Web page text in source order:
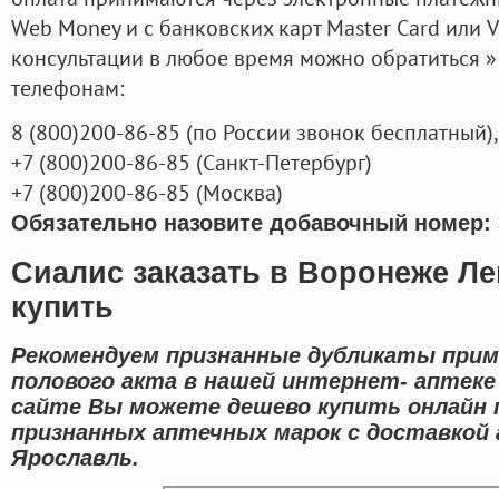
Web Money и с банковских карт Master Card или
консультации в любое время можно обратиться
телефонам:
8 (800)200-86-85 (по России звонок бесплатный),
+7 (800)200-86-85 (Санкт-Петербург)
+7 (800)200-86-85 (Москва)
Обязательно назовите добавочный номер:
Сиалис заказать в Воронеже
купить
Рекомендуем признанные дубликаты
полового акта в нашей интернет-
сайте Вы можете дешево купить онлайн
признанных аптечных марок с доставкой
Ярославль.